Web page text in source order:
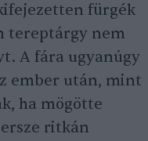
fürgék
tereptárgy nem
A fára ugyanúgy
ember után, mint
ha mögötte
ritkán